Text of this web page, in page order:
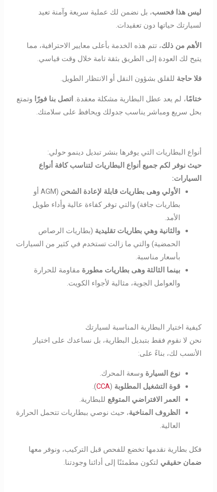
ليس هذا فحسب، بل نضمن لك عملية سريعة وآمنة تعيد
لسيارتك حياتها دون تعقيدات.
الأهم من ذلك، تتم هذه الخدمة بأعلى معايير الاحترافية، مما
يتيح لك العودة إلى الطريق بثقة تامة خلال وقت قياسي.
فلا حاجة للقلق بشؤون النقل أو الانتظار الطويل.
ختامًا، لم يعد عطل البطارية مشكلة معقدة. اتصل بنا فورًا
وتمتع
بحل سريع ومباشر يناسب جدولك ويحافظ على سلامتك.
أنواع البطاريات التي يوفرها بنشر تبديل دينمو حولي:
حيث نوفر لكم جميع أنواع البطاريات لتناسب كافة أنواع
السيارات:
الأولي وهى بطاريات قابلة لإعادة الشحن
(AGM أو
بطاريات جافة) والتي توفر كفاءة عالية وأداء طويل
الأمد.
والثانية وهي بطاريات تقليدية (بطاريات الرصاص
الحمضية) والتي ما زالت تستخدم في كثير من السيارات
بأسعار مناسبة.
بينما الثالثة وهى بطاريات مطورة مقاومة للحرارة
والعوامل الجوية، مثالية لأجواء الكويت.
كيفية اختيار البطارية المناسبة لسيارتك
نحن لا نقوم فقط بتبديل البطارية، بل نساعدك على اختيار
الأنسب لك، بناءً على:
نوع السيارة وسعة المحرك.
قوة التشغيل المطلوبة (
CCA
).
العمر الافتراضي المتوقع للبطارية.
الظروف المناخية، حيث نوصي ببطاريات تتحمل الحرارة
العالية.
فكل بطارية نقدمها تخضع للفحص قبل التركيب، ونوفر معها
ضمان حقيقي لتكون مطمئنًا إلى أدائنا وجودتنا.